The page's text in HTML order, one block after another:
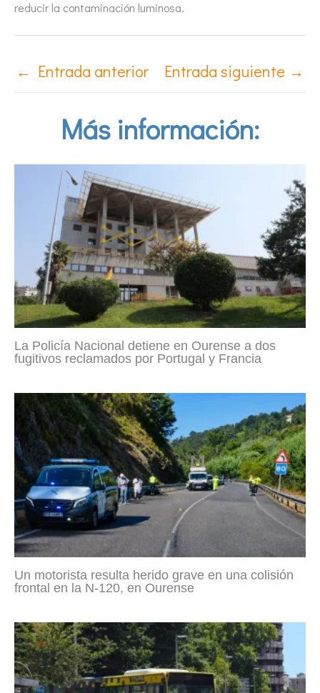
reducir la contaminación luminosa.
← Entrada anterior Entrada siguiente →
Más información:
La Policía Nacional detiene en Ourense a dos
fugitivos reclamados por Portugal y Francia
Un motorista resulta herido grave en una colisión
frontal en la N-120, en Ourense